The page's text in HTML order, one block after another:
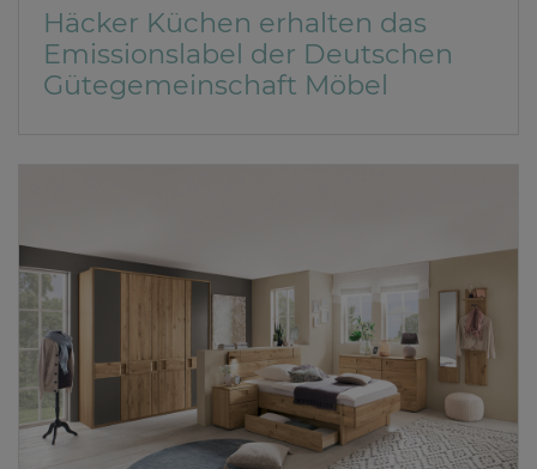
Häcker Küchen erhalten das
Emissionslabel der Deutschen
Gütegemeinschaft Möbel